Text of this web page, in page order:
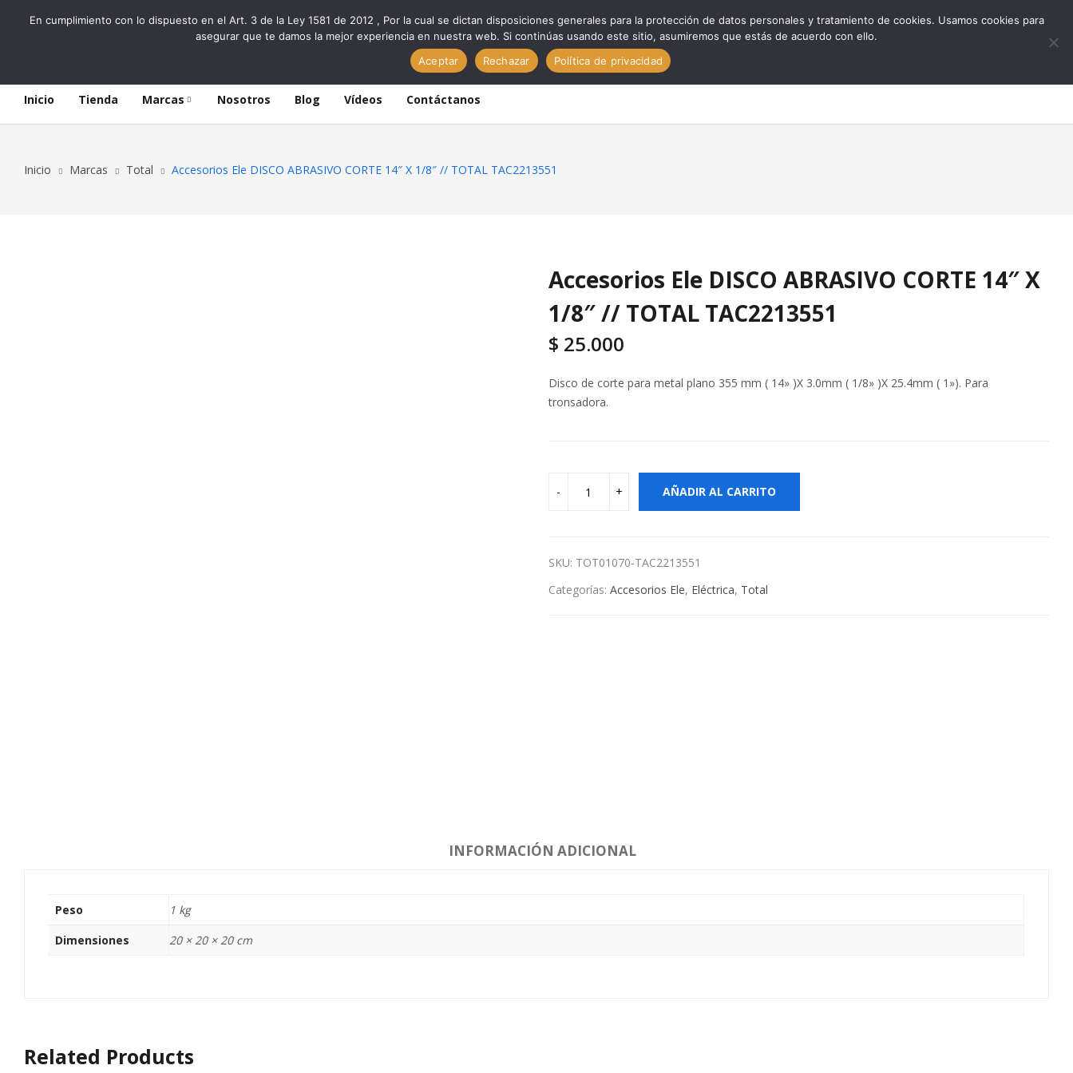
0
Inicio Tienda Marcas Nosotros Blog Vídeos Contáctanos
Inicio Marcas Total Accesorios Ele DISCO ABRASIVO CORTE 14″ X 1/8″ // TOTAL TAC2213551
Accesorios Ele DISCO ABRASIVO CORTE 14″ X
1/8″ // TOTAL TAC2213551
$ 25.000
Disco de corte para metal plano 355 mm ( 14» )X 3.0mm ( 1/8» )X 25.4mm ( 1»). Para
tronsadora.
AÑADIR AL CARRITO
SKU: TOT01070-TAC2213551
Categorías: Accesorios Ele, Eléctrica, Total
INFORMACIÓN ADICIONAL
Peso
1 kg
Dimensiones
20 × 20 × 20 cm
Related Products
En cumplimiento con lo dispuesto en el Art. 3 de la Ley 1581 de 2012 , Por la cual se dictan disposiciones generales para la protección de datos personales y tratamiento de cookies. Usamos cookies para
asegurar que te damos la mejor experiencia en nuestra web. Si continúas usando este sitio, asumiremos que estás de acuerdo con ello.
Aceptar
Rechazar Política de privacidad